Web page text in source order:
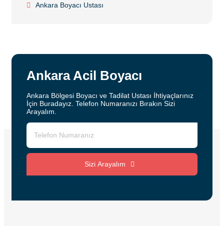
Ankara Boyacı Ustası
Ankara Acil Boyacı
Ankara Bölgesi Boyacı ve Tadilat Ustası İhtiyaçlarınız
İçin Buradayız. Telefon Numaranızı Bırakın Sizi
Arayalım.
Sizi Arayalım